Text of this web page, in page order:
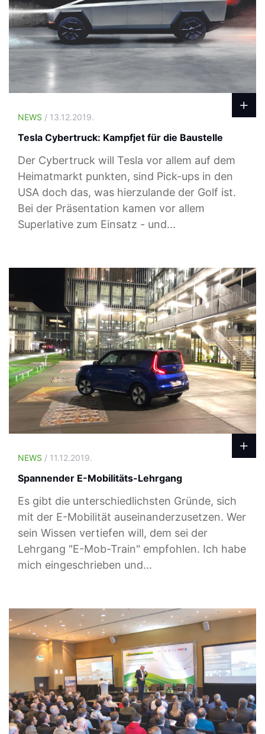
NEWS / 13.12.2019.
Tesla Cybertruck: Kampfjet für die Baustelle
Der Cybertruck will Tesla vor allem auf dem
Heimatmarkt punkten, sind Pick-ups in den
USA doch das, was hierzulande der Golf ist.
Bei der Präsentation kamen vor allem
Superlative zum Einsatz - und...
NEWS / 11.12.2019.
Spannender E-Mobilitäts-Lehrgang
Es gibt die unterschiedlichsten Gründe, sich
mit der E-Mobilität auseinanderzusetzen. Wer
sein Wissen vertiefen will, dem sei der
Lehrgang "E-Mob-Train" empfohlen. Ich habe
mich eingeschrieben und...